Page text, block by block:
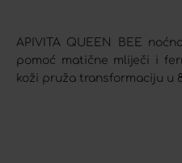
APIVITA QUEEN BEE
pomoć matične mliječi i
koži pruža transformaciju u